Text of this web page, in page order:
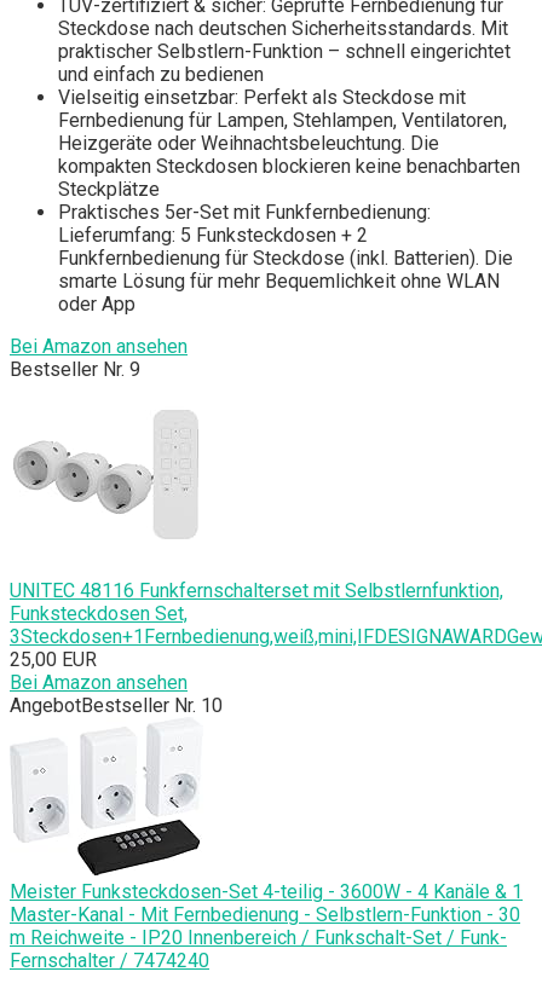
TÜV-zertifiziert & sicher: Geprüfte Fernbedienung für
Steckdose nach deutschen Sicherheitsstandards. Mit
praktischer Selbstlern-Funktion – schnell eingerichtet
und einfach zu bedienen
Vielseitig einsetzbar: Perfekt als Steckdose mit
Fernbedienung für Lampen, Stehlampen, Ventilatoren,
Heizgeräte oder Weihnachtsbeleuchtung. Die
kompakten Steckdosen blockieren keine benachbarten
Steckplätze
Praktisches 5er-Set mit Funkfernbedienung:
Lieferumfang: 5 Funksteckdosen + 2
Funkfernbedienung für Steckdose (inkl. Batterien). Die
smarte Lösung für mehr Bequemlichkeit ohne WLAN
oder App
Bei Amazon ansehen
Bestseller Nr. 9
UNITEC 48116 Funkfernschalterset mit Selbstlernfunktion,
Funksteckdosen Set,
25,00 EUR
Bei Amazon ansehen
AngebotBestseller Nr. 10
Meister Funksteckdosen-Set 4-teilig - 3600W - 4 Kanäle & 1
Master-Kanal - Mit Fernbedienung - Selbstlern-Funktion - 30
m Reichweite - IP20 Innenbereich / Funkschalt-Set / Funk-
Fernschalter / 7474240